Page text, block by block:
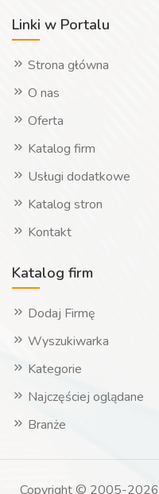
Linki w Portalu
Strona główna
O nas
Oferta
Katalog firm
Usługi dodatkowe
Katalog stron
Kontakt
Katalog firm
Dodaj Firmę
Wyszukiwarka
Kategorie
Najczęściej oglądane
Branże
Copyright © 2005-2026